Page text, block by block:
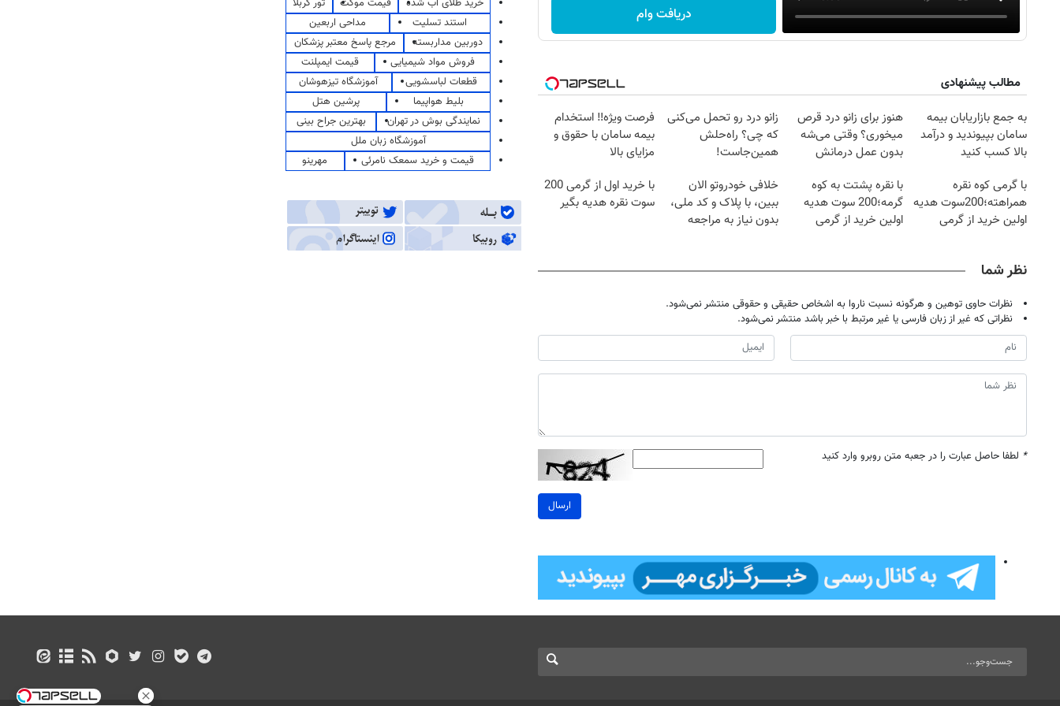
دریافت وام
مطالب پیشنهادی
به جمع بازاریابان بیمه
سامان بپیوندید و درآمد
بالا کسب کنید
هنوز برای زانو درد قرص
میخوری؟ وقتی می‌شه
بدون عمل درمانش
زانو درد رو تحمل می‌کنی
که چی؟ راه‌حلش
همین‌جاست!
فرصت ویژه‼️ استخدام
بیمه سامان با حقوق و
مزایای بالا
با گرمی کوه نقره
همراهته؛200سوت هدیه
اولین خرید از گرمی
با نقره پشتت به کوه
گرمه؛200 سوت هدیه
اولین خرید از گرمی
خلافی خودروتو الان
ببین، با پلاک و کد ملی،
بدون نیاز به مراجعه
با خرید اول از گرمی 200
سوت نقره هدیه بگیر
نظر شما
نظرات حاوی توهین و هرگونه نسبت ناروا به اشخاص حقیقی و حقوقی منتشر نمی‌شود.
نظراتی که غیر از زبان فارسی یا غیر مرتبط با خبر باشد منتشر نمی‌شود.
* لطفا حاصل عبارت را در جعبه متن روبرو وارد کنید
ارسال
استند تسلیت
مداحی اربعین
دوربین مداربسته
مرجع پاسخ معتبر پزشکان
فروش مواد شیمیایی
قیمت ایمپلنت
قطعات لباسشویی
آموزشگاه تیزهوشان
بلیط هواپیما
پرشین هتل
نمایندگی بوش در تهران
بهترین جراح بینی
آموزشگاه زبان ملل
قیمت و خرید سمعک نامرئی
مهرینو